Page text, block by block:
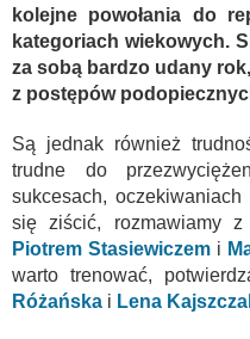
kolejne powołania do
kategoriach wiekowych.
za sobą bardzo udany
z postępów
Są jednak również
trudne do
sukcesach,
się ziścić, rozmawiamy
Piotrem Stasiewiczemi
warto trenować,
Różańska i Lena